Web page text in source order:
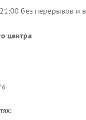
без перерывов и
центра